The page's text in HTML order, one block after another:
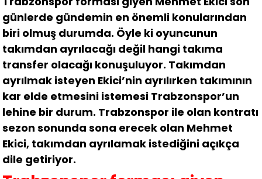
günlerde gündemin en önemli konularından
biri olmuş durumda. Öyle ki oyuncunun
takımdan ayrılacağı değil hangi takıma
transfer olacağı konuşuluyor. Takımdan
ayrılmak isteyen Ekici’nin ayrılırken takımının
kar elde etmesini istemesi Trabzonspor’un
lehine bir durum. Trabzonspor ile olan kontratı
sezon sonunda sona erecek olan Mehmet
Ekici, takımdan ayrılamak istediğini açıkça
dile getiriyor.